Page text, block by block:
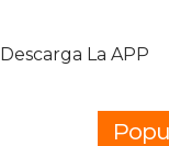
Descarga La APP